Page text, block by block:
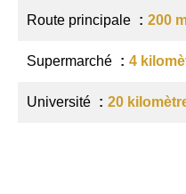
Route principale 200
Supermarché 4
Université 20